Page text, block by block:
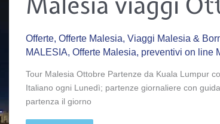
Offerte, Offerte Malesia, Viaggi Malesia &
MALESIA, Offerte Malesia, preventivi on line
Tour Malesia Ottobre Partenze da Kuala Lumpur
Italiano ogni Lunedì; partenze giornaliere con
partenza il giorno
viaggi
Ottobre